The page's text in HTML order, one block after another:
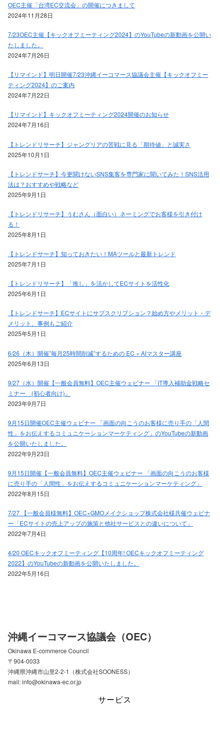
OEC主催「台湾EC交流会」の開催につきまして
2024年11月28日
7/23OEC主催【キックオフミーティング2024】のYouTubeの新動画を公開い
たしました。
2024年7月26日
【リマインド】明日開催7/23沖縄イーコマース協議会主催【キックオフミー
ティング2024】のご案内
2024年7月22日
【リマインド】キックオフミーティング2024開催のお知らせ
2024年7月16日
【トレンドリサーチ】ジャングリアの苦戦に見る「期待値」と誠実さ
2025年10月1日
【トレンドサーチ】今更聞けないSNS集客を専門家に聞いてみた！SNS活用
法は？おすすめや戦略など
2025年9月1日
【トレンドリサーチ】うむさん（面白い）ネーミングでお客様を引き付け
る！
2025年8月1日
【トレンドサーチ】知っておきたい！MAツールと最新トレンド
2025年7月1日
【トレンドリサーチ】「推し」を活かしてECサイトを活性化
2025年6月1日
【トレンドサーチ】ECサイトにサブスクリプション？始め方やメリット・デ
メリット、事例もご紹介
2025年5月1日
6/26（木）開催”毎月25時間削減”するための EC × AIマスター講座
2025年6月13日
9/27（水）開催【一般会員無料】OEC主催ウェビナー 「IT導入補助金戦略セ
ミナー (初心者向け)」
2023年9月7日
9月15日開催OEC主催ウェビナー 「画面の向こうのお客様に売り手の「人間
性」をお伝えするコミュニケーションマーケティング」のYouTubeの新動画
を公開いたしました。
2022年9月23日
9月15日開催【一般会員無料】OEC主催ウェビナー 「画面の向こうのお客様
に売り手の「人間性」をお伝えするコミュニケーションマーケティング」
2022年8月15日
7/27 【一般会員様無料】OEC×GMOメイクショップ株式会社様共催ウェビナ
ー「ECサイトの売上アップの施策と他社サービスとの違いについて」
2022年7月4日
4/20 OECキックオフミーティング【10周年! OECキックオフミーティング
2022】のYouTubeの新動画を公開いたしました。
2022年5月16日
沖縄イーコマース協議会（OEC）
Okinawa E-commerce Council
〒904-0033
沖縄県沖縄市山里2-2-1（株式会社SOONESS）
mail: info@okinawa-ec.or.jp
サービス